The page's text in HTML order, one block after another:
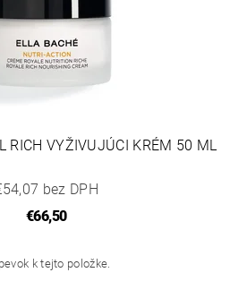
RICH VYŽIVUJÚCI KRÉM 50 ML
bez DPH
€66,50
k tejto položke.